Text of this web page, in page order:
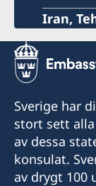
Iran,
Sverige har
stort sett
av dessa
konsulat.
av drygt 100